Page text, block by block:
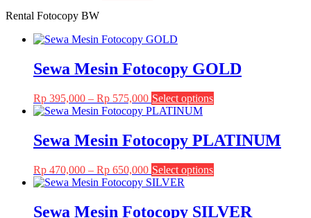
Rental Fotocopy BW
Sewa Mesin Fotocopy GOLD
Rp 395,000 – Rp 575,000Price
range:
Rp 575,000
Select options
multiple
variants.
chosen
Sewa Mesin Fotocopy PLATINUM
Rp 470,000 – Rp 650,000Price
range:
Select options
multiple
Sewa Mesin Fotocopy SILVER